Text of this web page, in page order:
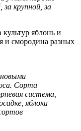
крупной, за
яблонь и
и смородина разных
Сорта
система,
яблоки